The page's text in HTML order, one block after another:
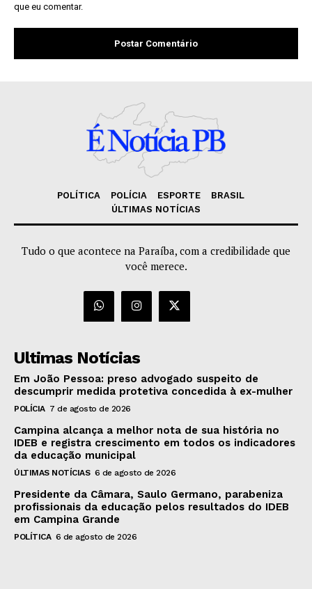
que eu comentar.
POLÍTICA POLÍCIA ESPORTE
BRASIL
ÚLTIMAS NOTÍCIAS
Tudo o que acontece na Paraíba, com a credibilidade que
você merece.
Ultimas Notícias
Em João Pessoa: preso advogado suspeito de
descumprir medida protetiva concedida à ex-mulher
POLÍCIA 7 de agosto de 2026
Campina alcança a melhor nota de sua história no
IDEB e registra crescimento em todos os indicadores
da educação municipal
ÚLTIMAS NOTÍCIAS 6 de agosto de 2026
Presidente da Câmara, Saulo Germano, parabeniza
profissionais da educação pelos resultados do IDEB
em Campina Grande
POLÍTICA 6 de agosto de 2026